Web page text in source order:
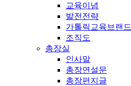
교육이념
발전전략
가톨릭교육브랜드
조직도
총장실
인사말
총장연설문
총장편지글